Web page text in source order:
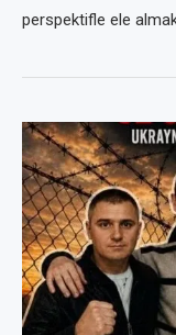
perspektifle ele